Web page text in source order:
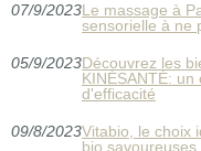
07/9/2023Le massage à
sensorielle à ne
05/9/2023Découvrez les
KINÉSANTÉ:
d'efficacité
09/8/2023Vitabio, le choix
bio